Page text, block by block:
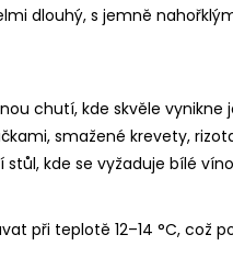
dlouhý, s jemně
chutí, kde skvěle
smažené krevety,
kde se vyžaduje bílé
při teplotě 12–14 °C, což